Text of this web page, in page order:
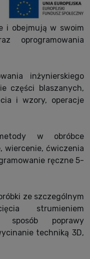
i obejmują w swoim
oprogramowania
inżynierskiego
części blaszanych,
i wzory, operacje
w obróbce
wiercenie, ćwiczenia
ręczne 5-
ze szczególnym
strumieniem
sposób poprawy
techniką 3D,